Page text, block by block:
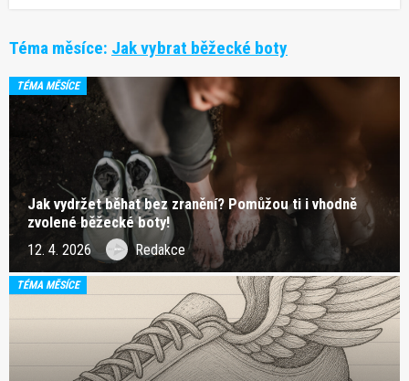
Téma měsíce: Jak vybrat běžecké boty
TÉMA MĚSÍCE
Jak vydržet běhat bez zranění? Pomůžou ti i vhodně
zvolené běžecké boty!
12. 4. 2026 Redakce
TÉMA MĚSÍCE